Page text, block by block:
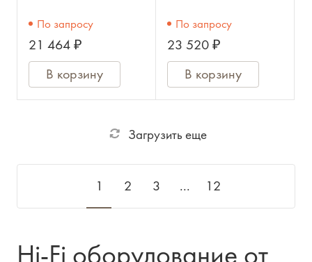
End. НЧ: 5", ВЧ: 1".
Мощность
По запросу
21 464 ₽
В корзину
1080i, пульт ДУ,
19",2U / DENON
По запросу
23 520 ₽
В корзину
Загрузить еще
1 2 3 ... 12
Hi-Fi оборудование от